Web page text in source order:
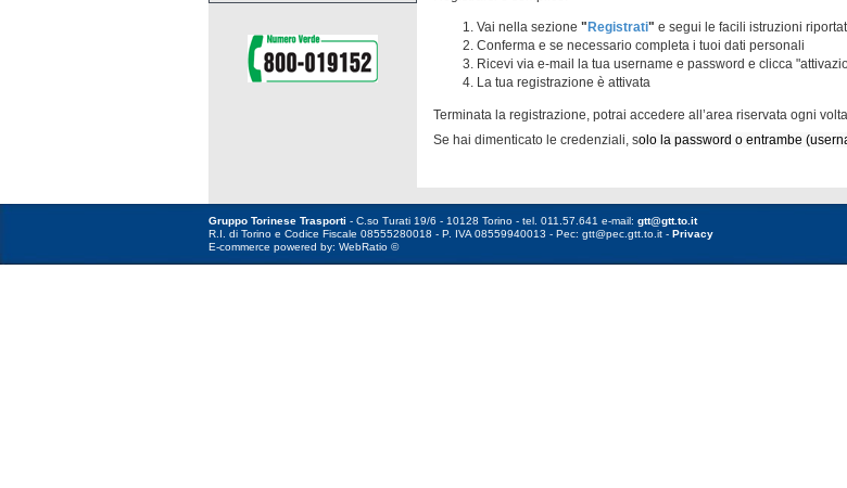
Vai nella sezione " Registrati" e segui le facili istruzioni
Conferma e se necessario completa i tuoi dati personali
Ricevi via e-mail la tua username e password e clicca
La tua registrazione è attivata
Terminata la registrazione, potrai accedere all’area riservata ogni
Se hai dimenticato le credenziali, solo la password o entrambe
Gruppo Torinese Trasporti - C.so Turati 19/6 - 10128 Torino - tel. 011.57.641 e-mail: gtt@gtt.to.it
R.I. di Torino e Codice Fiscale 08555280018 - P. IVA 08559940013 - Pec: gtt@pec.gtt.to.it - Privacy
E-commerce powered by: WebRatio ©